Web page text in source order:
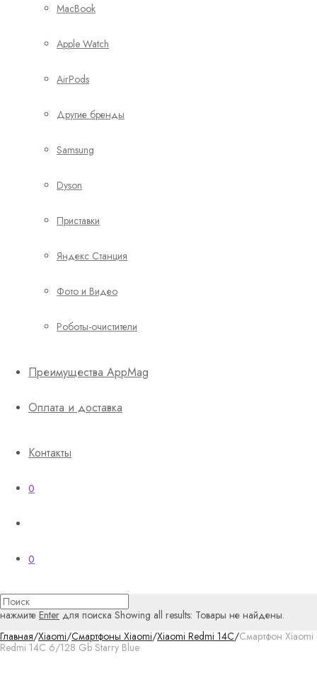
MacBook
Apple Watch
AirPods
Другие бренды
Samsung
Dyson
Приставки
Яндекс Станция
Фото и Видео
Роботы-очистители
Преимущества AppMag
Оплата и доставка
Контакты
0
0
нажмите Enter для поиска Showing all results: Товары не найдены.
Главная/Xiaomi/Смартфоны Xiaomi/Xiaomi Redmi 14C/Смартфон Xiaomi
Redmi 14C 6/128 Gb Starry Blue